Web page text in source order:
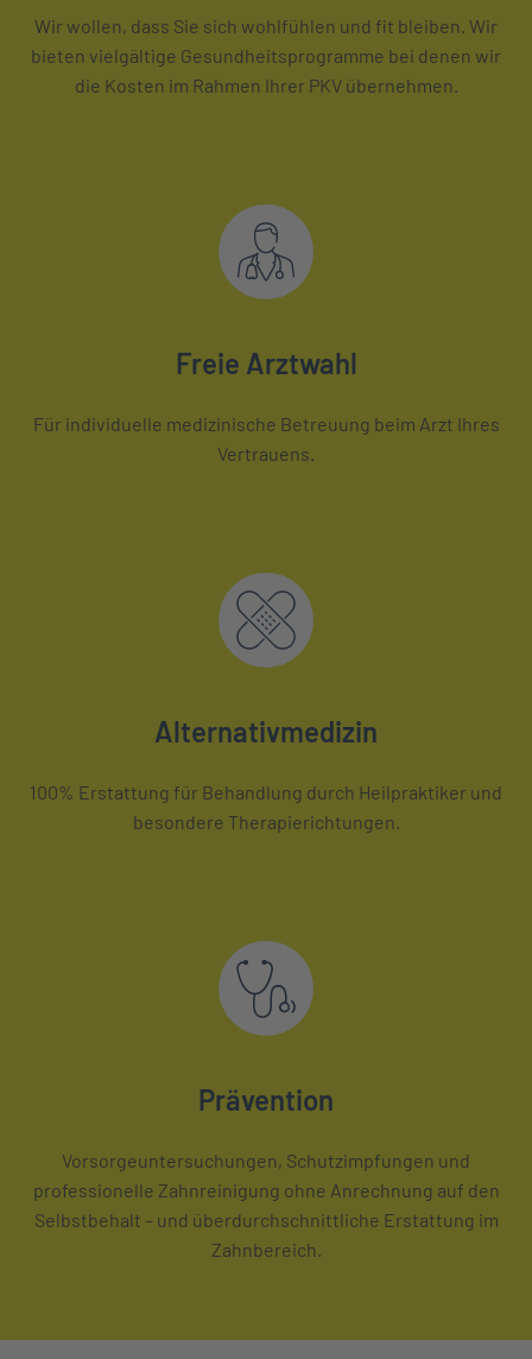
Wir wollen, dass Sie sich wohlfühlen und fit bleiben. Wir
bieten vielgältige Gesundheitsprogramme bei denen wir
die Kosten im Rahmen Ihrer PKV übernehmen.
Freie Arztwahl
Für individuelle medizinische Betreuung beim Arzt Ihres
Vertrauens.
Alternativmedizin
100% Erstattung für Behandlung durch Heilpraktiker und
besondere Therapierichtungen.
Prävention
Vorsorgeuntersuchungen, Schutzimpfungen und
professionelle Zahnreinigung ohne Anrechnung auf den
Selbstbehalt – und überdurchschnittliche Erstattung im
Zahnbereich.